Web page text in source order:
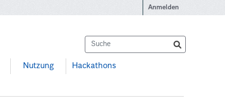
Anmelden
Nutzung Hackathons